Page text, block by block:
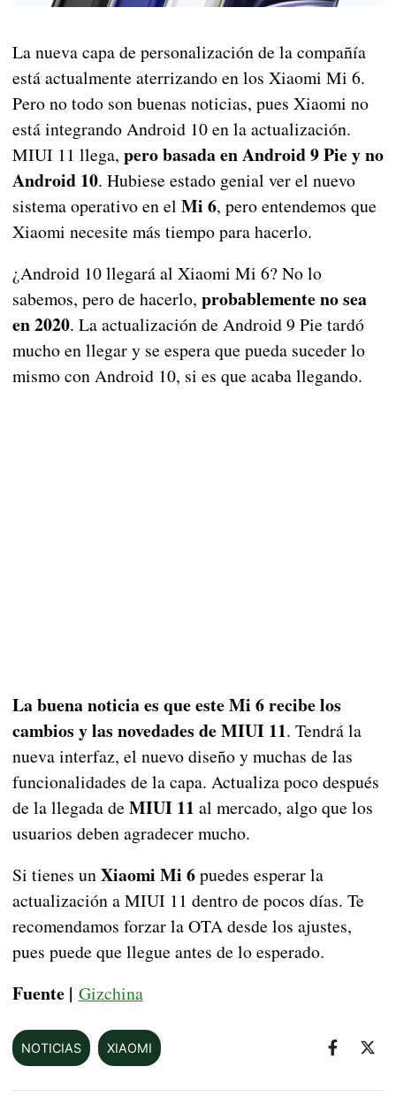
La nueva capa de personalización de la compañía
está actualmente aterrizando en los Xiaomi Mi 6.
Pero no todo son buenas noticias, pues Xiaomi no
está integrando Android 10 en la actualización.
MIUI 11 llega, pero basada en Android 9 Pie y no
Android 10. Hubiese estado genial ver el nuevo
sistema operativo en el Mi 6, pero entendemos que
Xiaomi necesite más tiempo para hacerlo.
¿Android 10 llegará al Xiaomi Mi 6? No lo
sabemos, pero de hacerlo, probablemente no sea
en 2020. La actualización de Android 9 Pie tardó
mucho en llegar y se espera que pueda suceder lo
mismo con Android 10, si es que acaba llegando.
La buena noticia es que este Mi 6 recibe los
cambios y las novedades de MIUI 11. Tendrá la
nueva interfaz, el nuevo diseño y muchas de las
funcionalidades de la capa. Actualiza poco después
de la llegada de MIUI 11 al mercado, algo que los
usuarios deben agradecer mucho.
Si tienes unXiaomi Mi 6puedes esperar la
actualización a MIUI 11 dentro de pocos días. Te
recomendamos forzar la OTA desde los ajustes,
pues puede que llegue antes de lo esperado.
Fuente | Gizchina
NOTICIAS XIAOMI